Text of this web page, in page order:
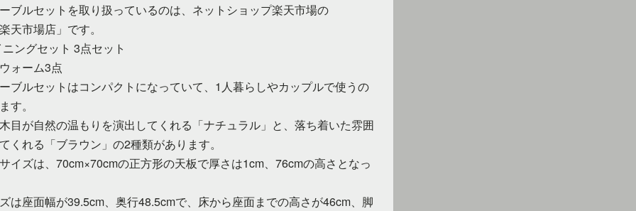
ブルセットを取り扱っているのは、ネットショップ楽天市場の
天市場店」です。
ングセット 3点セット
ォーム3点
ブルセットはコンパクトになっていて、1人暮らしやカップルで使うの
す。
目が自然の温もりを演出してくれる「ナチュラル」と、落ち着いた雰囲
くれる「ブラウン」の2種類があります。
イズは、70cm×70cmの正方形の天板で厚さは1cm、76cmの高さとなっ
は座面幅が39.5cm、奥行48.5cmで、床から座面までの高さが46cm、脚